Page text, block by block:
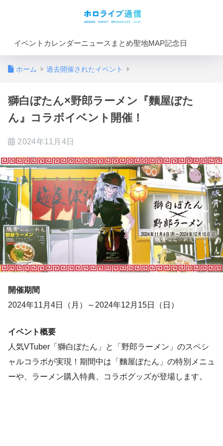
イベントカレンダーニュースまとめ聖地MAP記念日
ホーム 過去開催されたイベント
獅白ぼたん×野郎ラーメン『麵屋ぼた
ん』コラボイベント開催！
2024年11月4日
開催期間
2024年11月4日（月）～2024年12月15日（日）
イベント概要
人気VTuber「獅白ぼたん」と「野郎ラーメン」のスペシ
ャルコラボが実現！期間中は「麵屋ぼたん」の特別メニュ
ーや、ラーメン購入特典、コラボグッズが登場します。